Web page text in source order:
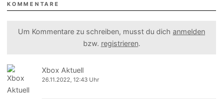
KOMMENTARE
Um Kommentare zu schreiben, musst du dich anmelden
bzw. registrieren.
Xbox Aktuell
26.11.2022, 12:43 Uhr